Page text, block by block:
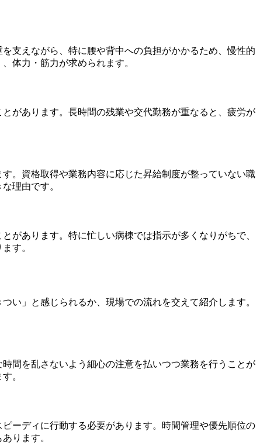
支えながら、特に腰や背中への負担がかかるため、慢性的
体力・筋力が求められます。
があります。長時間の残業や交代勤務が重なると、疲労が
。資格取得や業務内容に応じた昇給制度が整っていない職
理由です。
があります。特に忙しい病棟では指示が多くなりがちで、
す。
い」と感じられるか、現場での流れを交えて紹介します。
間を乱さないよう細心の注意を払いつつ業務を行うことが
。
ーディに行動する必要があります。時間管理や優先順位の
ります。